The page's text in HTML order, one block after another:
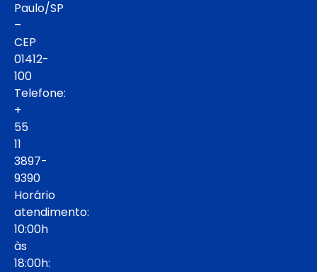
Paulo/SP
–
CEP
01412-
100
Telefone:
+
55
11
3897-
9390
Horário
atendimento:
10:00h
às
18:00h: